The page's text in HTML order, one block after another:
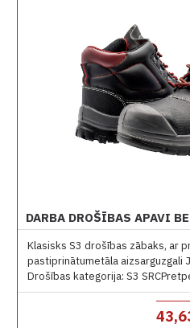
Klasisks S3 drošības zābaks, ar
pastiprinātumetāla aizsarguzgali
Drošības kategorija: S3